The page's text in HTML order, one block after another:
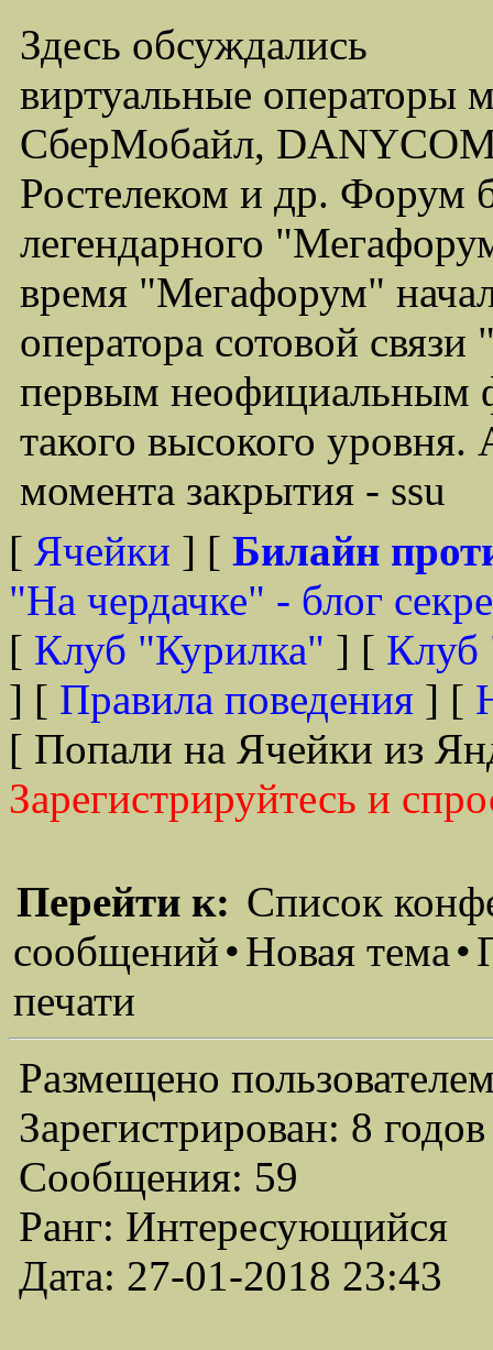
Здесь обсуждались
виртуальные операторы
СберМобайл,
Ростелеком и др. Форум
легендарного
время "Мегафорум"
оператора сотовой
первым неофициальным
такого высокого
момента закрытия - ssu
[ Ячейки ] [ Билайн
"На чердачке" - блог
[ Клуб "Курилка" ] [ Клуб
] [ Правила поведения ] [
[ Попали на Ячейки из
Зарегистрируйтесь и
Перейти к: Список
сообщений•Новая тема•
печати
Размещено
Зарегистрирован: 8
Сообщения: 59
Ранг: Интересующийся
Дата: 27-01-2018 23:43